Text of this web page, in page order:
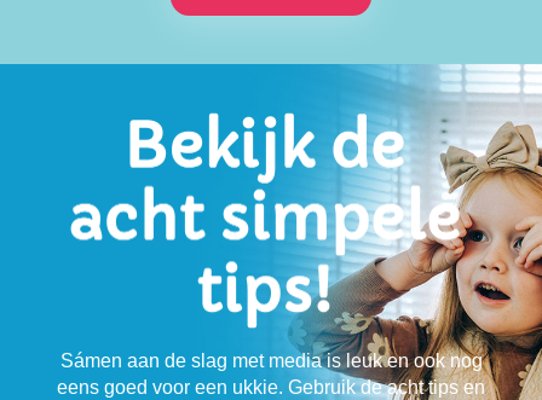
Sámen aan de slag met media is leuk en ook nog
eens goed voor een ukkie. Gebruik de acht tips en